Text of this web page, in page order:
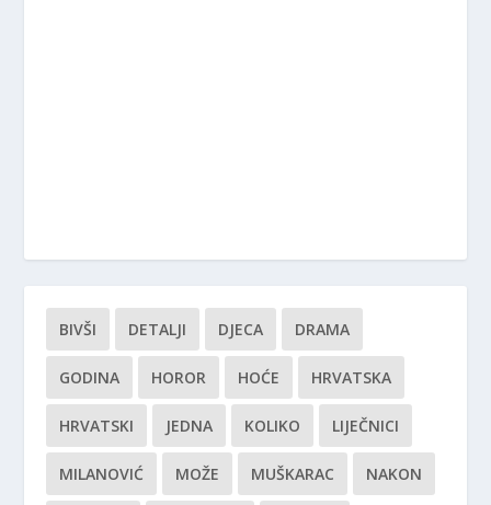
BIVŠI DETALJI DJECA DRAMA
GODINA HOROR HOĆE HRVATSKA
HRVATSKI JEDNA KOLIKO LIJEČNICI
MILANOVIĆ MOŽE MUŠKARAC NAKON